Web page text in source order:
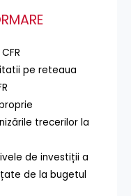
pe reteaua
trecerilor la
de investiții a
de la bugetul